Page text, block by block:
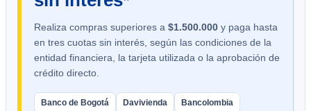
Realiza compras superiores a $1.500.000 y paga hasta
en tres cuotas sin interés, según las condiciones de la
entidad financiera, la tarjeta utilizada o la aprobación de
crédito directo.
Banco de Bogotá Davivienda Bancolombia